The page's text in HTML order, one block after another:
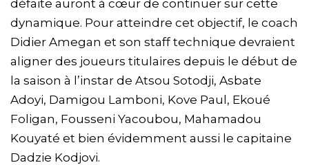
défaite auront à cœur de continuer sur cette
dynamique. Pour atteindre cet objectif, le coach
Didier Amegan et son staff technique devraient
aligner des joueurs titulaires depuis le début de
la saison à l’instar de Atsou Sotodji, Asbate
Adoyi, Damigou Lamboni, Kove Paul, Ekoué
Foligan, Fousseni Yacoubou, Mahamadou
Kouyaté et bien évidemment aussi le capitaine
Dadzie Kodjovi.